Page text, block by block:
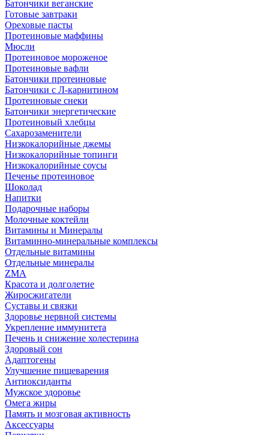
Батончики веганские
Готовые завтраки
Ореховые пасты
Протеиновые маффины
Мюсли
Протеиновое мороженое
Протеиновые вафли
Батончики протеиновые
Батончики с Л-карнитином
Протеиновые снеки
Батончики энергетические
Протеиновый хлебцы
Сахарозаменители
Низкокалорийные джемы
Низкокалорийные топинги
Низкокалорийные соусы
Печенье протеиновое
Шоколад
Напитки
Подарочные наборы
Молочные коктейли
Витамины и Минералы
Витаминно-минеральные комплексы
Отдельные витамины
Отдельные минералы
ZMA
Красота и долголетие
Жиросжигатели
Суставы и связки
Здоровье нервной системы
Укрепление иммунитета
Печень и снижение холестерина
Здоровый сон
Адаптогены
Улучшение пищеварения
Антиоксиданты
Мужское здоровье
Омега жиры
Память и мозговая активность
Аксессуары